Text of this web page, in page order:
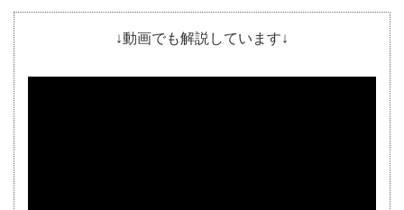
↓動画でも解説しています↓